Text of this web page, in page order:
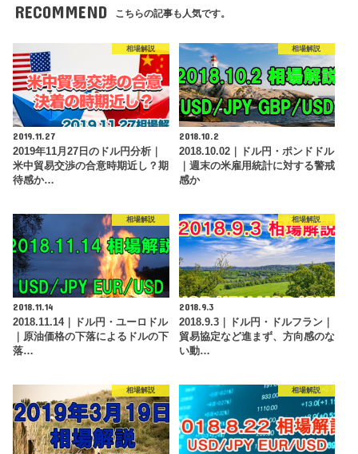
RECOMMEND こちらの記事も人気です。
相場解説
2019.11.27
2019年11月27日のドル円分析｜
米中貿易交渉の合意時期近し？期
待感か…
相場解説
2018.10.2
2018.10.02｜ドル円・ポンドドル
｜週末の米雇用統計に対する警戒
感か
相場解説
2018.11.14
2018.11.14｜ドル円・ユーロドル
｜原油価格の下落によるドルの下
落…
相場解説
2018.9.3
2018.9.3｜ドル円・ドルフラン｜
貿易協定など進まず、方向感のな
い動…
相場解説 相場解説